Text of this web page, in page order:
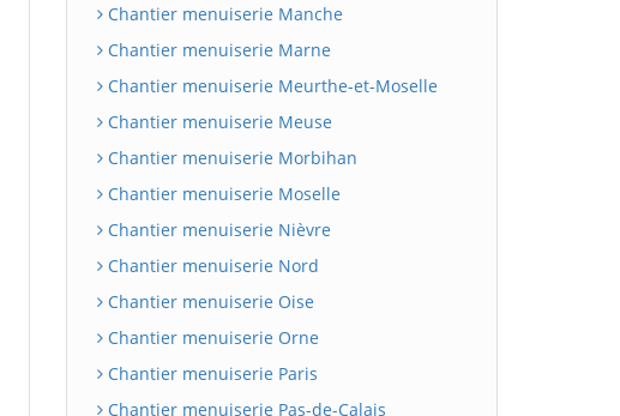
Chantier menuiserie Manche
Chantier menuiserie Marne
Chantier menuiserie Meurthe-et-Moselle
Chantier menuiserie Meuse
Chantier menuiserie Morbihan
Chantier menuiserie Moselle
Chantier menuiserie Nièvre
Chantier menuiserie Nord
Chantier menuiserie Oise
Chantier menuiserie Orne
Chantier menuiserie Paris
Chantier menuiserie Pas-de-Calais